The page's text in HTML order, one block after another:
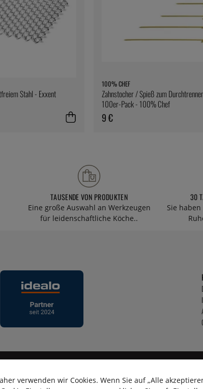
Stahl - Exxent
100% CHEF
Zahnstocher / Spieß zum
100er-Pack - 100% Chef
9 €
TAUSENDE VON PRODUKTEN
Eine große Auswahl an Werkzeugen
für leidenschaftliche Köche..
30
Sie
verwenden wir Cookies. Wenn Sie auf „Alle